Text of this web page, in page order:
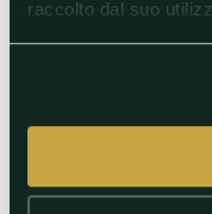
raccolto dal suo